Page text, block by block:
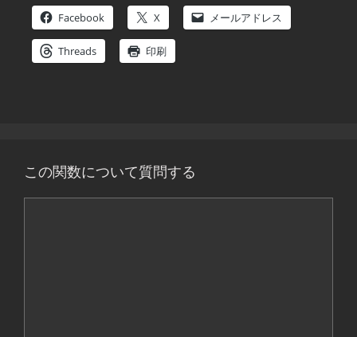
Facebook X メールアドレス
Threads 印刷
この関数について質問する